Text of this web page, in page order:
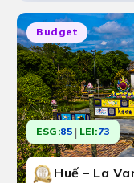
Budget
ESG:85 | LEI:73
Huế – La